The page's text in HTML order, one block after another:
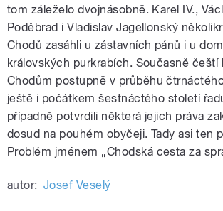
tom záleželo dvojnásobně. Karel IV.,
Poděbrad i Vladislav Jagellonský
Chodů zasáhli u zástavních pánů i u
královských purkrabích. Současně čeští
Chodům postupně v průběhu
ještě i počátkem šestnáctého století
případně potvrdili některá jejich práva
dosud na pouhém obyčeji. Tady asi ten
Problém jménem „Chodská cesta za
autor: Josef Veselý